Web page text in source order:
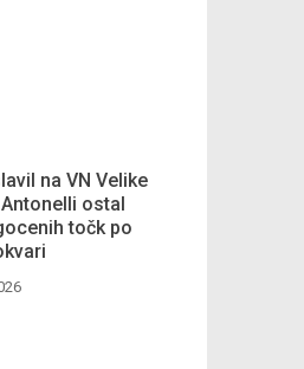
na VN Velike
ostal
točk po